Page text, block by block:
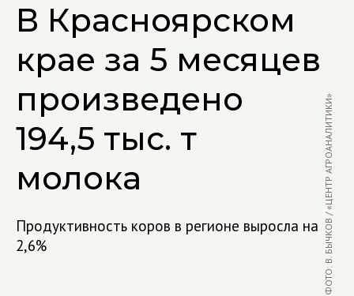
В Красноярском
крае за 5 месяцев
произведено
194,5 тыс. т
молока
Продуктивность коров в регионе выросла на
2,6%
ФОТО: В. БЫЧКОВ / «ЦЕНТР АГРОАНАЛИТИКИ»